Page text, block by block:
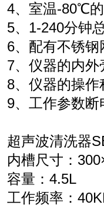
4、室温-80℃
5、1-240分钟
6、配有不锈
7、仪器的内
8、仪器的操
9、工作参数
超声波清洗器
内槽尺寸：
容量：4.5L
工作频率：